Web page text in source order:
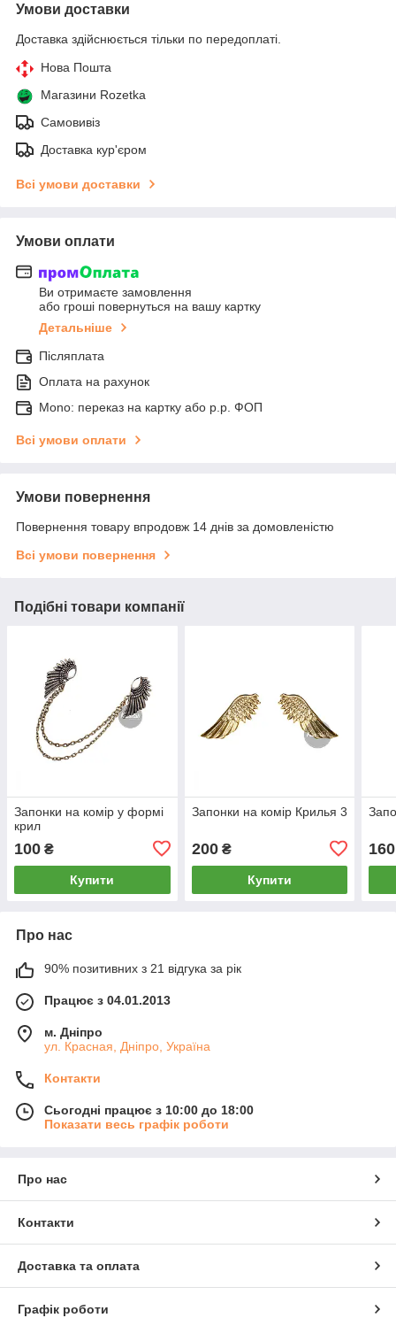
Умови доставки
Доставка здійснюється тільки по передоплаті.
Нова Пошта
Магазини Rozetka
Самовивіз
Доставка кур'єром
Всі умови доставки
Умови оплати
Ви отримаєте замовлення
або гроші повернуться на вашу картку
Детальніше
Післяплата
Оплата на рахунок
Mono: переказ на картку або р.р. ФОП
Всі умови оплати
Умови повернення
Повернення товару впродовж 14 днів за домовленістю
Всі умови повернення
Подібні товари компанії
Запонки на комір у формі
крил
100 ₴
Купити
Запонки на комір Крилья 3
200₴
Купити
160
Про нас
90% позитивних з 21 відгука за рік
Працює з 04.01.2013
м. Дніпро
ул. Красная, Дніпро, Україна
Контакти
Сьогодні працює з 10:00 до 18:00
Показати весь графік роботи
Про нас
Контакти
Доставка та оплата
Графік роботи